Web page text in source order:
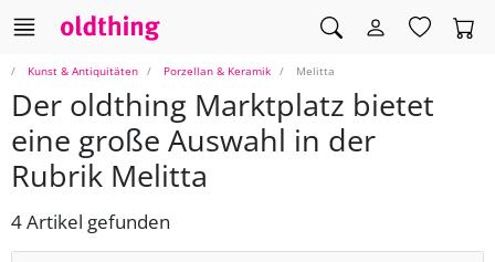
Kunst & Antiquitäten Porzellan & Keramik Melitta
Der oldthing Marktplatz bietet
eine große Auswahl in der
Rubrik Melitta
4 Artikel gefunden